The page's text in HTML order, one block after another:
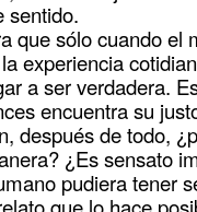
sentido.
que sólo cuando el
experiencia
a ser verdadera.
encuentra su
después de todo,
¿Es sensato
pudiera tener